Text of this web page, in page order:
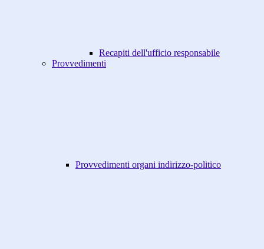
Recapiti dell'ufficio responsabile
Provvedimenti
Provvedimenti organi indirizzo-politico